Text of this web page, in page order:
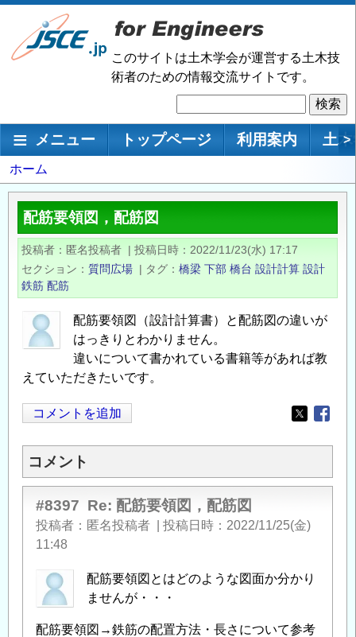
メ
ン
移
このサイトは土木学会が運営する土木技
術者のための情報交流サイトです。
索
メインナビゲーション
メニュー トップページ 利用案内 土 >
パ
ン
く
ず
ホーム
配筋要領図，配筋図
投稿者 匿名投稿者 | 投稿日時
2022/11/23(水) 17:17
セクション
質問広場 | タグ 橋梁 下部 橋台 設計計算 設計
鉄筋 配筋
配筋要領図（設計計算書）と配筋図の違いが
はっきりとわかりません。
違いについて書かれている書籍等があれば教
えていただきたいです。
コメントを追加
Opens in
コメント
#8397 Re: 配筋要領図，配筋図
投稿者 匿名投稿者 投稿日時
2022/11/25(金)
11:48
配筋要領図とはどのような図面か分かり
ませんが・・・
配筋要領図→鉄筋の配置方法・長さについて参考